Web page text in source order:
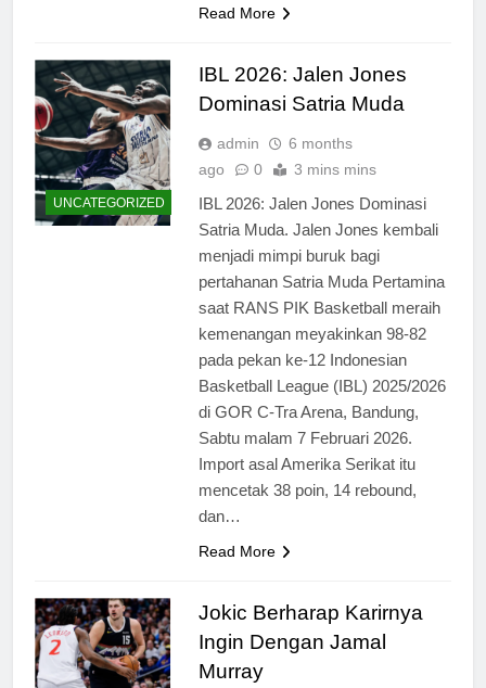
Read More
UNCATEGORIZED
IBL 2026: Jalen Jones
Dominasi Satria Muda
admin
6 months
ago
0 3 mins mins
IBL 2026: Jalen Jones Dominasi
Satria Muda. Jalen Jones kembali
menjadi mimpi buruk bagi
pertahanan Satria Muda Pertamina
saat RANS PIK Basketball meraih
kemenangan meyakinkan 98-82
pada pekan ke-12 Indonesian
Basketball League (IBL) 2025/2026
di GOR C-Tra Arena, Bandung,
Sabtu malam 7 Februari 2026.
Import asal Amerika Serikat itu
mencetak 38 poin, 14 rebound,
dan…
Read More
Jokic Berharap Karirnya
Ingin Dengan Jamal
Murray